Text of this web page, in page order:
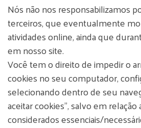
Nós não nos responsabilizamos
terceiros, que eventualmente
atividades online, ainda que
em nosso site.
Você tem o direito de impedir o
cookies no seu computador,
selecionando dentro de seu
aceitar cookies”, salvo em relação
considerados essenciais/